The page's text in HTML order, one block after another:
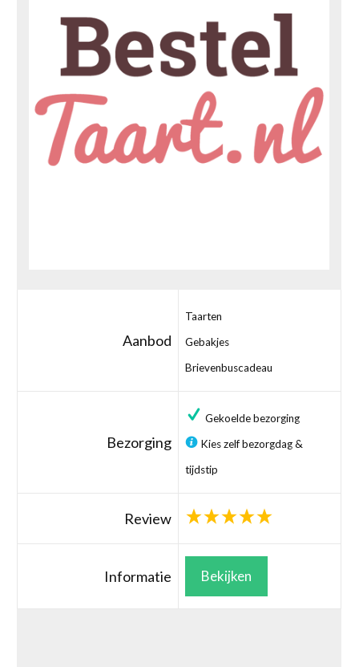
Aanbod
Taarten
Gebakjes
Brievenbuscadeau
Bezorging
Gekoelde bezorging
Kies zelf bezorgdag &
tijdstip
Review
Informatie Bekijken